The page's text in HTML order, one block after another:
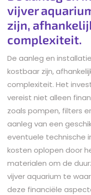
vijver
zijn,
complexiteit.
De aanleg en
kostbaar zijn,
complexiteit. Het
vereist niet alleen
zoals pompen, filters
aanleg van een
eventuele technische
kosten oplopen door
materialen om de
vijver aquarium te
deze financiële